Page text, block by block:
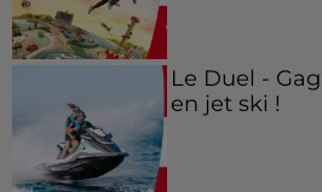
Le Duel -
en jet ski !